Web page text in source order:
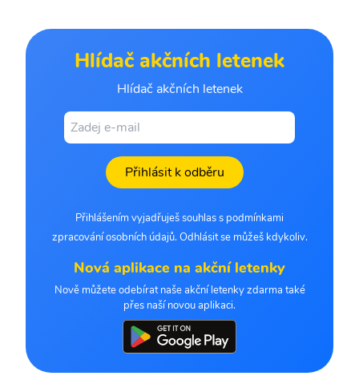
Hlídač akčních letenek
Hlídač akčních letenek
Přihlásit k odběru
Přihlášením vyjadřuješ souhlas s podmínkami
zpracování osobních údajů. Odhlásit se můžeš kdykoliv.
Nová aplikace na akční letenky
Nově můžete odebírat naše akční letenky zdarma také
přes naší novou aplikaci.